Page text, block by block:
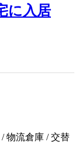
に入居
物流倉庫 / 交替